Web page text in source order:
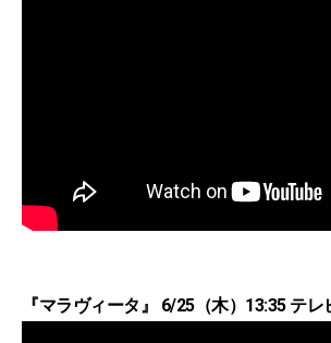
『マラヴィータ』 6/25（木）13:35 テレ